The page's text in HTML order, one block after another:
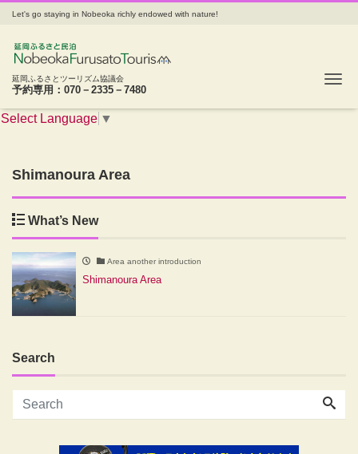
Let's go staying in Nobeoka richly endowed with nature!
延岡ふるさとツーリズム協議会
予約専用：070－2335－7480
Select Language ▼
Shimanoura Area
What’s New
Area another introduction
Shimanoura Area
Search